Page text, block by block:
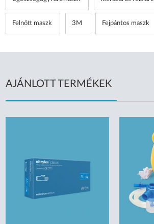
Felnőtt maszk 3M Fejpántos maszk
AJÁNLOTT TERMÉKEK